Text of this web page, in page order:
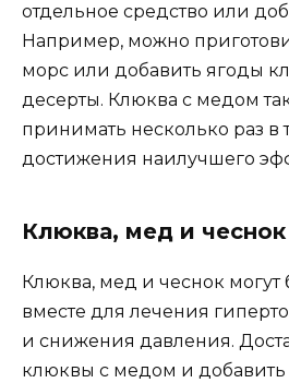
отдельное средство или
Например, можно
морс или добавить ягоды
десерты. Клюква с медом
принимать несколько раз в
достижения наилучшего
Клюква, мед и чеснок
Клюква, мед и чеснок могут
вместе для лечения
и снижения давления.
клюквы с медом и